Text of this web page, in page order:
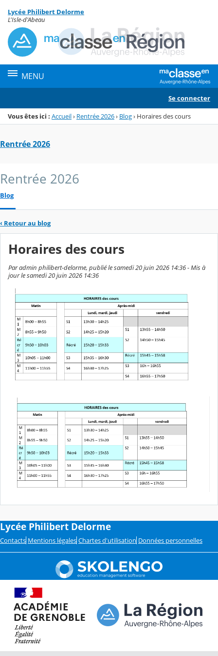
Menu de la rubrique
Contenu
Lycée Philibert Delorme
L'Isle-d'Abeau
MENU
Se connecter
Vous êtes ici : Accueil› Rentrée 2026› Blog› Horaires des cours
Rentrée 2026
Rentrée 2026
Blog
‹ Retour au blog
Horaires des cours
Par admin philibert-delorme, publié le samedi 20 juin 2026 14:36 - Mis à
jour le samedi 20 juin 2026 14:36
Lycée Philibert Delorme
Contacts Mentions légales Chartes d'utilisation Données personnelles